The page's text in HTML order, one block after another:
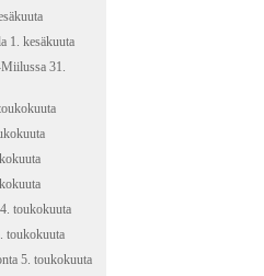
1. kesäkuuta
31.
toukokuuta
toukokuuta
5. toukokuuta